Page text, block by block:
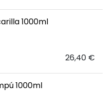
1000ml
26,40 €
1000ml